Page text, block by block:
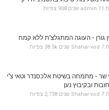
admin 11 שנים 908 צפיות
גורן - העוגה המתגלצ’ת ללא קמח
Shahar-vod 7 שנים 38.5k צפיות
שר - מתמחה בשיטת אלכסנדר וטאי צ'י
ובקיבוץ נען
Shahar-vod 7 שנים 2,738 צפיות